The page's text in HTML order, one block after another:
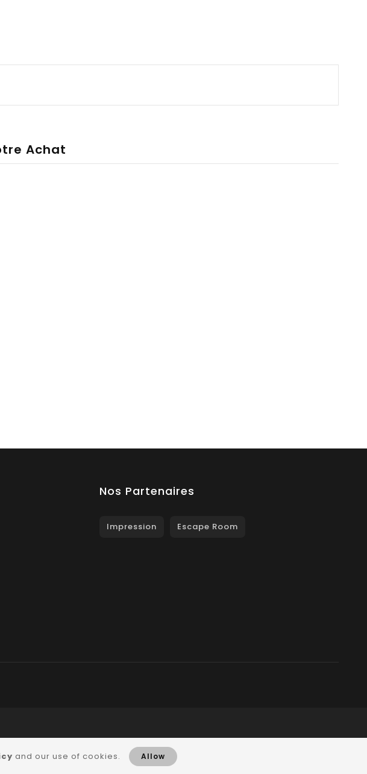
Achat
Nos Partenaires
Impression Escape Room
and our use of cookies. Allow